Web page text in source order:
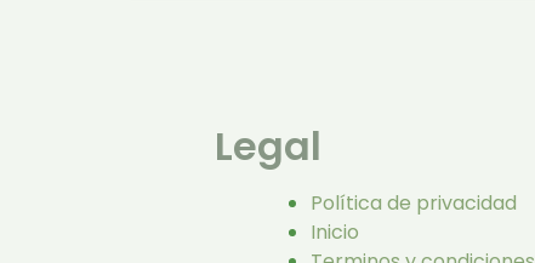
Legal
Política de privacidad
Inicio